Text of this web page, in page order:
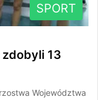
SPORT
zdobyli 13
Województwa